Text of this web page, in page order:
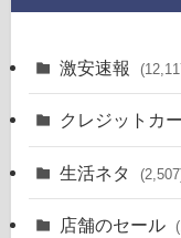
激安速報
クレジットカ
生活ネタ
店舗のセール